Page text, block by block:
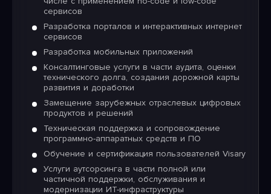
сервисов
Разработка порталов и интерактивных интернет
сервисов
Разработка мобильных приложений
Консалтинговые услуги в части аудита, оценки
технического долга, создания дорожной карты
развития и доработки
Замещение зарубежных отраслевых цифровых
продуктов и решений
Техническая поддержка и сопровождение
программно-аппаратных средств и ПО
Обучение и сертификация пользователей Visary
Услуги аутсорсинга в части полной или
частичной поддержки, обслуживания и
модернизации ИТ-инфраструктуры